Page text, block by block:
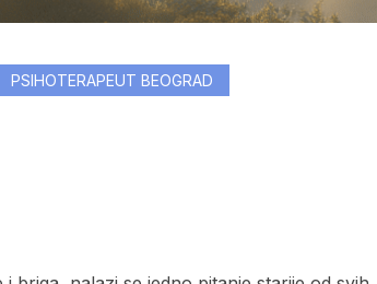
PSIHOTERAPEUT BEOGRAD